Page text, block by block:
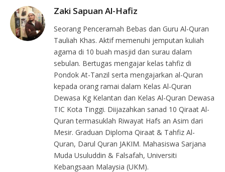
Zaki Sapuan Al-Hafiz
Seorang Penceramah Bebas dan Guru Al-Quran
Tauliah Khas. Aktif memenuhi jemputan kuliah
agama di 10 buah masjid dan surau dalam
sebulan. Bertugas mengajar kelas tahfiz di
Pondok At-Tanzil serta mengajarkan al-Quran
kepada orang ramai dalam Kelas Al-Quran
Dewasa Kg Kelantan dan Kelas Al-Quran Dewasa
TIC Kota Tinggi. Diijazahkan sanad 10 Qiraat Al-
Quran termasuklah Riwayat Hafs an Asim dari
Mesir. Graduan Diploma Qiraat & Tahfiz Al-
Quran, Darul Quran JAKIM. Mahasiswa Sarjana
Muda Usuluddin & Falsafah, Universiti
Kebangsaan Malaysia (UKM).